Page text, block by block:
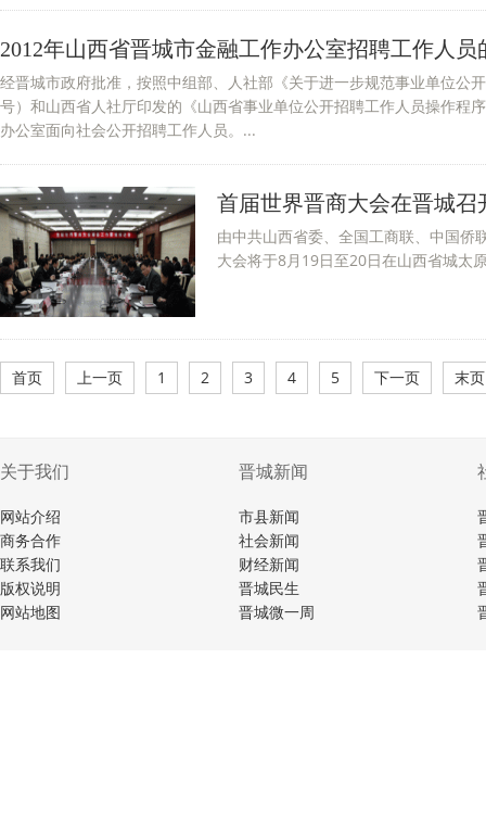
2012年山西省晋城市金融工作办公室招聘工作人
经晋城市政府批准，按照中组部、人社部《关于进一步规范事业单位公
号）和山西省人社厅印发的《山西省事业单位公开招聘工作人员操作程
办公室面向社会公开招聘工作人员。...
首届世界晋商大会在晋城召
由中共山西省委、全国工商联、中国侨
大会将于8月19日至20日在山西省城太
首页 上一页 1 2 3 4 5 下一页 末页
关于我们
网站介绍
商务合作
联系我们
版权说明
网站地图
晋城新闻
市县新闻
社会新闻
财经新闻
晋城民生
晋城微一周